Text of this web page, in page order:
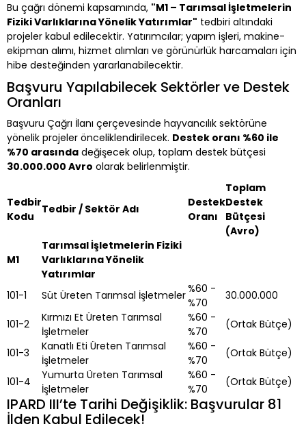
Bu çağrı dönemi kapsamında, "M1 – Tarımsal İşletmelerin
Fiziki Varlıklarına Yönelik Yatırımlar" tedbiri altındaki
projeler kabul edilecektir. Yatırımcılar; yapım işleri, makine-
ekipman alımı, hizmet alımları ve görünürlük harcamaları için
hibe desteğinden yararlanabilecektir.
Başvuru Yapılabilecek Sektörler ve Destek
Oranları
Başvuru Çağrı İlanı çerçevesinde hayvancılık sektörüne
yönelik projeler önceliklendirilecek. Destek oranı %60 ile
%70 arasında değişecek olup, toplam destek bütçesi
30.000.000 Avro olarak belirlenmiştir.
Tedbir
Kodu
Tedbir / Sektör Adı
Destek
Oranı
Toplam
Destek
Bütçesi
(Avro)
M1
Tarımsal İşletmelerin Fiziki
Varlıklarına Yönelik
Yatırımlar
101-1
Süt Üreten Tarımsal İşletmeler%60 -
%70
30.000.000
101-2
Kırmızı Et Üreten Tarımsal
İşletmeler
%60 -
%70
(Ortak Bütçe)
101-3
Kanatlı Eti Üreten Tarımsal
İşletmeler
%60 -
%70
(Ortak Bütçe)
101-4
Yumurta Üreten Tarımsal
İşletmeler
%60 -
%70
(Ortak Bütçe)
IPARD III’te Tarihi Değişiklik: Başvurular 81
İlden Kabul Edilecek!